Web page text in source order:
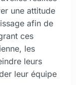
une attitude
afin de
ces
les
leurs
leur équipe